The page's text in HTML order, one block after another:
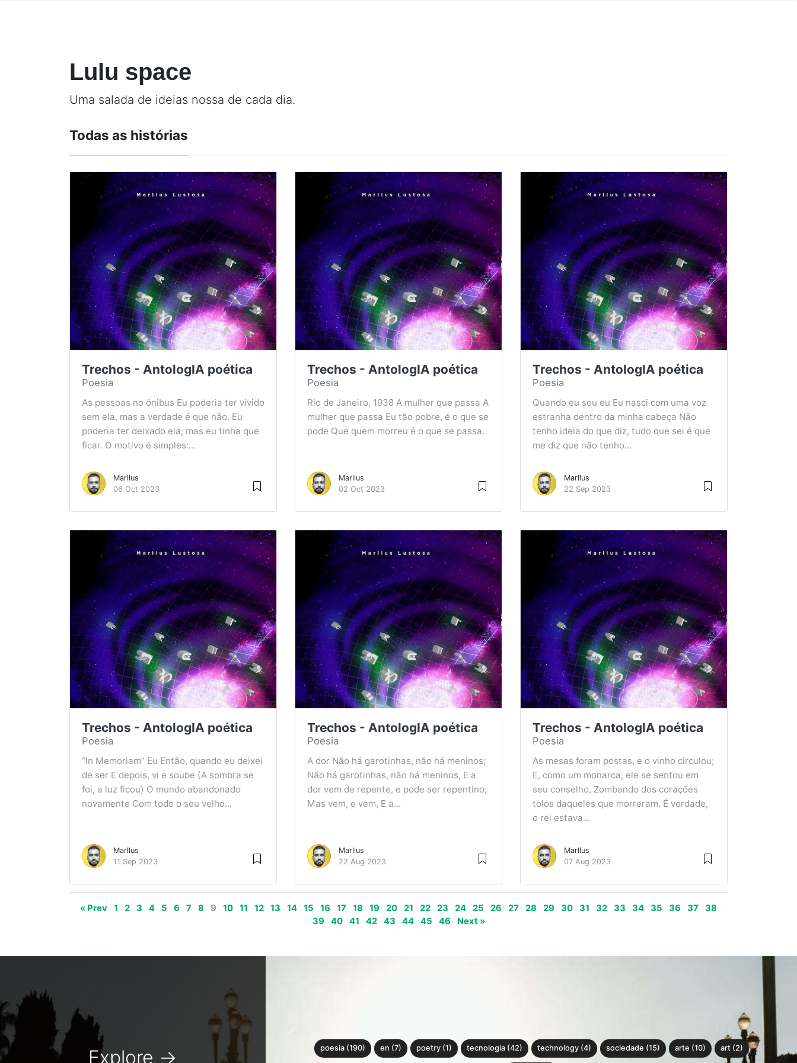
Lulu space
Uma salada de ideias nossa de cada dia.
Todas as histórias
Trechos - AntologIA poética
Poesia
As pessoas no ônibus Eu poderia ter vivido
sem ela, mas a verdade é que não. Eu
poderia ter deixado ela, mas eu tinha que
ficar. O motivo é simples:...
Marllus
06 Oct 2023
Trechos - AntologIA poética
Poesia
Rio de Janeiro, 1938 A mulher que passa A
mulher que passa Eu tão pobre, é o que se
pode Que quem morreu é o que se passa.
Marllus
02 Oct 2023
Trechos - AntologIA poética
Poesia
Quando eu sou eu Eu nasci com uma voz
estranha dentro da minha cabeça Não
tenho ideia do que diz, tudo que sei é que
me diz que não tenho...
Marllus
22 Sep 2023
Trechos - AntologIA poética
Poesia
“In Memoriam” Eu Então, quando eu deixei
de ser E depois, vi e soube (A sombra se
foi, a luz ficou) O mundo abandonado
novamente Com todo o seu velho...
Marllus
11 Sep 2023
Trechos - AntologIA poética
Poesia
A dor Não há garotinhas, não há meninos;
Não há garotinhas, não há meninos, E a
dor vem de repente, e pode ser repentino;
Mas vem, e vem, E a...
Marllus
22 Aug 2023
Trechos - AntologIA poética
Poesia
As mesas foram postas, e o vinho circulou;
E, como um monarca, ele se sentou em
seu conselho, Zombando dos corações
tolos daqueles que morreram. É verdade,
o rei estava...
Marllus
07 Aug 2023
« Prev 1 2 3 4 5 6 7 8 9 10 11 12 13 14 15 16 17 18 19 20 21 22 23 24 25 26 27 28 29 30 31 32 33 34 35 36 37
38
39
40 41 42 43 44 45 46 Next »
Explore → poesia (190) en (7) poetry (1) tecnologia (42) technology (4) sociedade (15) arte (10) art (2)